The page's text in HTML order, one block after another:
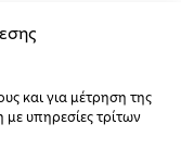
και για μέτρηση της
με υπηρεσίες τρίτων